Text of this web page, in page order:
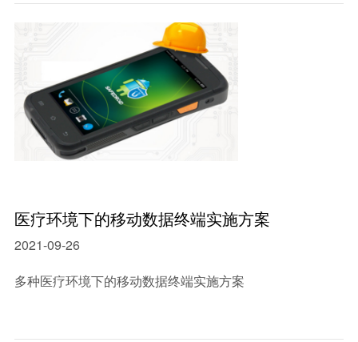
医疗环境下的移动数据终端实施方案
2021-09-26
多种医疗环境下的移动数据终端实施方案